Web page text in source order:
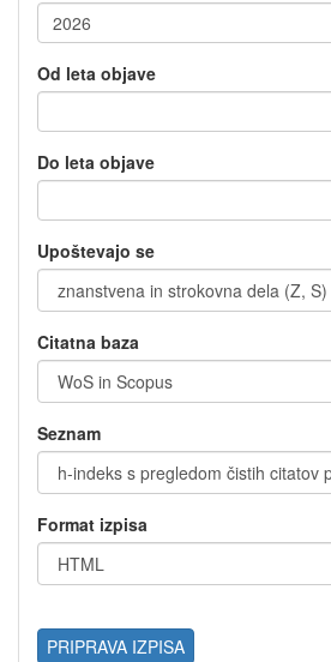
Od leta objave
Do leta objave
Upoštevajo se
Citatna baza
Seznam
Format izpisa
PRIPRAVA IZPISA